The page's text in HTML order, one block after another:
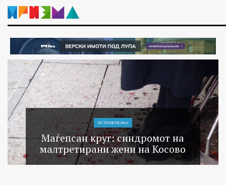
ИСТРАЖУВАЊA
Маѓепсан круг: синдромот на
малтретирани жени на Косово